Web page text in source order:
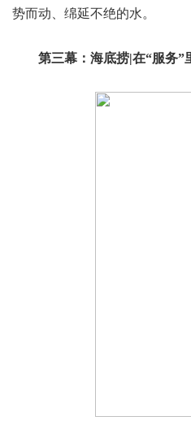
势而动、绵延不绝的水。
第三幕：海底捞|在“服务”